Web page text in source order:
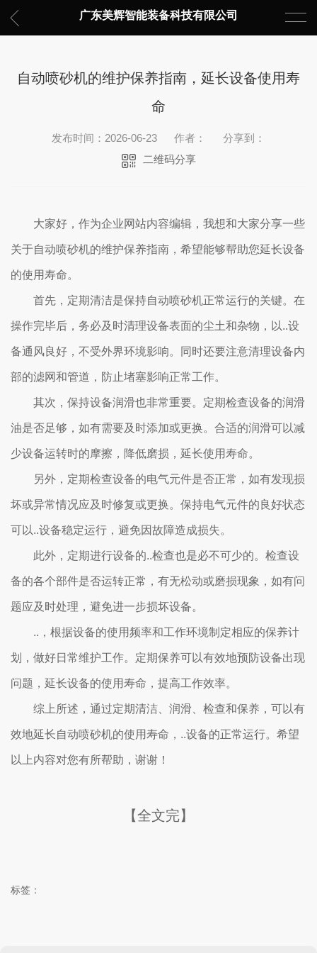
广东美辉智能装备科技有限公司
自动喷砂机的维护保养指南，延长设备使用寿
命
发布时间：2026-06-23 作者：
分享到：
二维码分享
大家好，作为企业网站内容编辑，我想和大家分享一些
关于自动喷砂机的维护保养指南，希望能够帮助您延长设备
的使用寿命。
首先，定期清洁是保持自动喷砂机正常运行的关键。在
操作完毕后，务必及时清理设备表面的尘土和杂物，以..设
备通风良好，不受外界环境影响。同时还要注意清理设备内
部的滤网和管道，防止堵塞影响正常工作。
其次，保持设备润滑也非常重要。定期检查设备的润滑
油是否足够，如有需要及时添加或更换。合适的润滑可以减
少设备运转时的摩擦，降低磨损，延长使用寿命。
另外，定期检查设备的电气元件是否正常，如有发现损
坏或异常情况应及时修复或更换。保持电气元件的良好状态
可以..设备稳定运行，避免因故障造成损失。
此外，定期进行设备的..检查也是必不可少的。检查设
备的各个部件是否运转正常，有无松动或磨损现象，如有问
题应及时处理，避免进一步损坏设备。
..，根据设备的使用频率和工作环境制定相应的保养计
划，做好日常维护工作。定期保养可以有效地预防设备出现
问题，延长设备的使用寿命，提高工作效率。
综上所述，通过定期清洁、润滑、检查和保养，可以有
效地延长自动喷砂机的使用寿命，..设备的正常运行。希望
以上内容对您有所帮助，谢谢！
【全文完】
标签：